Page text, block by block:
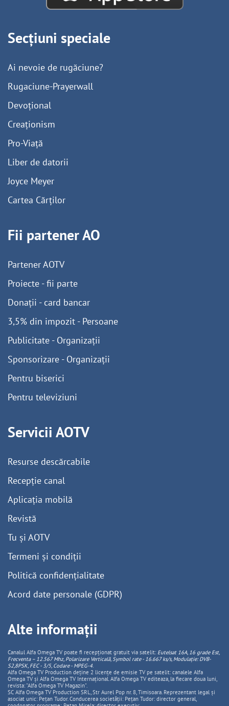
Secțiuni speciale
Ai nevoie de rugăciune?
Rugaciune-Prayerwall
Devoțional
Creaționism
Pro-Viață
Liber de datorii
Joyce Meyer
Cartea Cărților
Fii partener AO
Partener AOTV
Proiecte - fii parte
Donații - card bancar
3,5% din impozit - Persoane
Publicitate - Organizații
Sponsorizare - Organizații
Pentru biserici
Pentru televiziuni
Servicii AOTV
Resurse descărcabile
Recepție canal
Aplicația mobilă
Revistă
Tu și AOTV
Termeni și condiții
Politică confidențialitate
Acord date personale (GDPR)
Alte informații
Canalul Alfa Omega TV poate fi recepționat gratuit via satelit: Eutelsat 16A, 16 grade Est,
Frecventa – 12.567 Mhz, PolarizareVerticală, Symbol rate - 16.667 ks/s, Modulație: DVB-
S2,8PSK, FEC - 3/5, Codare - MPEG-4.
Alfa Omega TV Production deține 2 licențe de emisie TV pe satelit: canalele Alfa
Omega TV și Alfa Omega TV Internațional. Alfa Omega TV editeaza, la fiecare doua luni,
revista: "Alfa Omega TV Magazin".
SC Alfa Omega TV Production SRL, Str Aurel Pop nr. 8, Timisoara. Reprezentant legal și
asociat unic: Pețan Tudor. Conducerea societății: Pețan Tudor: director general,